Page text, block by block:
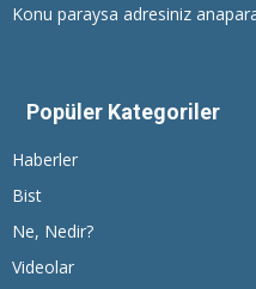
Konu paraysa adresiniz
Popüler Kategoriler
Haberler
Bist
Ne, Nedir?
Videolar